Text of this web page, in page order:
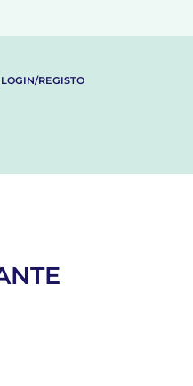
LOGIN/REGISTO